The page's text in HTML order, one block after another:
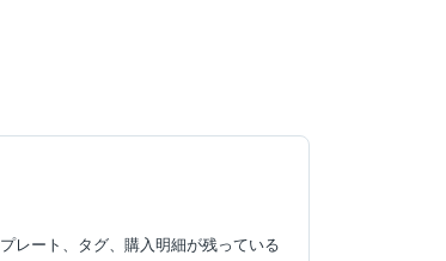
レート、タグ、購入明細が残っている